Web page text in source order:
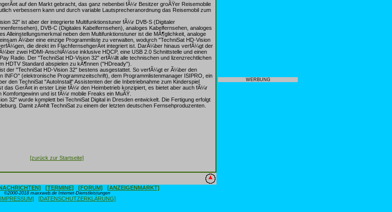
auf den Markt gebracht, das ganz nebenbei fÃ¼r Besitzer groÃŸer Reisemobile
verbessern kann und durch variable Lautsprecheranordnung das Reisemobil zum
32" ist aber der integrierte Multifunktionstuner fÃ¼r DVB-S (Digitaler
DVB-C (Digitales Kabelfernsehen), analoges Kabelfernsehen, analoges
Alleinstellungsmerkmal neben dem Multifunktionstuner ist die MÃ¶glichkeit, analoge
Ã¼ber eine einzige Programmliste zu verwalten, wodurch "TechniSat HD-Vision
die direkt im FlachfernsehgerÃ¤t integriert ist. DarÃ¼ber hinaus verfÃ¼gt der
zwei HDMI-AnschlÃ¼sse inklusive HDCP, eine USB 2.0 Schnittstelle und einen
Radio. Der "TechniSat HD-Vision 32" erfÃ¼llt alle technischen und lizenzrechtlichen
HDTV Standard abspielen zu kÃ¶nnen ("HDready").
der "TechniSat HD-Vision 32" bestens ausgestattet. So verfÃ¼gt er Ã¼ber den
INFO" (elektronische Programmzeitschrift), dem Programmlistenmanager ISIPRO, ein
den TechniSat "AutoInstall" Assistenten der die Inbetriebnahme zum Kinderspiel
das GerÃ¤t in erster Linie fÃ¼r den Heimbetrieb konzipiert, es bietet aber auch fÃ¼r
Komfortgewinn und ist fÃ¼r mobile Freaks ein MuÃŸ.
32" wurde komplett bei TechniSat Digital in Dresden entwickelt. Die Fertigung erfolgt
Damit zÃ¤hlt TechniSat zu einem der letzten deutschen Fernsehproduzenten.
[zurück zur Startseite]
[TERMINE] [FORUM] [ANZEIGENMARKT]
©2000-2018 maxxweb.de Internet-Dienstleistungen
[DATENSCHUTZERKLÄRUNG]
WERBUNG